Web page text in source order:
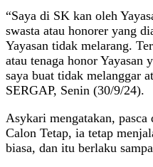
“Saya di SK kan oleh
swasta atau honorer yang
Yayasan tidak melarang.
atau tenaga honor
saya buat tidak melanggar
SERGAP, Senin (30/9/24).
Asykari mengatakan,
Calon Tetap, ia tetap
biasa, dan itu berlaku